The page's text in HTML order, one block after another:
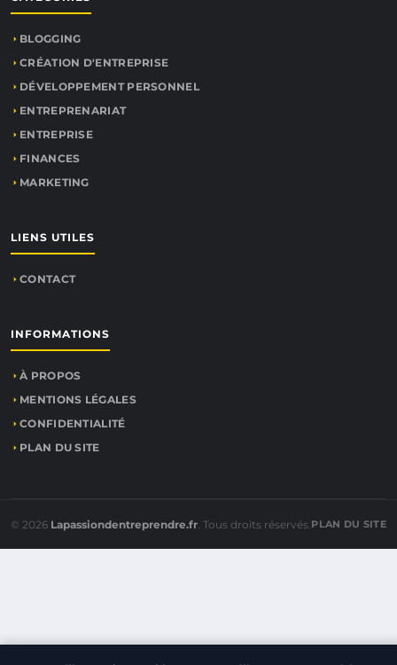
BLOGGING
CRÉATION D'ENTREPRISE
DÉVELOPPEMENT PERSONNEL
ENTREPRENARIAT
ENTREPRISE
FINANCES
MARKETING
LIENS UTILES
CONTACT
INFORMATIONS
À PROPOS
MENTIONS LÉGALES
CONFIDENTIALITÉ
PLAN DU SITE
© 2026 Lapassiondentreprendre.fr. Tous droits réservés.PLAN DU SITE